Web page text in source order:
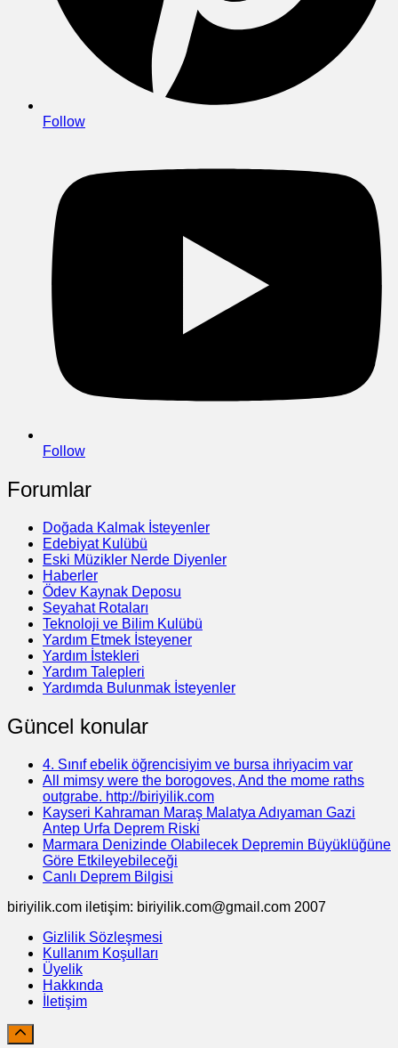
Follow
Follow
Forumlar
Doğada Kalmak İsteyenler
Edebiyat Kulübü
Eski Müzikler Nerde Diyenler
Haberler
Ödev Kaynak Deposu
Seyahat Rotaları
Teknoloji ve Bilim Kulübü
Yardım Etmek İsteyener
Yardım İstekleri
Yardım Talepleri
Yardımda Bulunmak İsteyenler
Güncel konular
4. Sınıf ebelik öğrencisiyim ve bursa ihriyacim var
All mimsy were the borogoves, And the mome raths
outgrabe. http://biriyilik.com
Kayseri Kahraman Maraş Malatya Adıyaman Gazi
Antep Urfa Deprem Riski
Marmara Denizinde Olabilecek Depremin Büyüklüğüne
Göre Etkileyebileceği
Canlı Deprem Bilgisi
biriyilik.com iletişim: biriyilik.com@gmail.com 2007
Gizlilik Sözleşmesi
Kullanım Koşulları
Üyelik
Hakkında
İletişim